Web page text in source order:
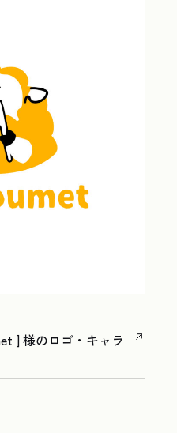
] 様のロゴ・キャラ